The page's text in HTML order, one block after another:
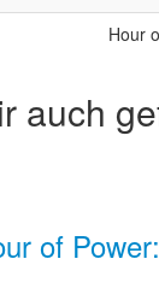
Hour
auch
of